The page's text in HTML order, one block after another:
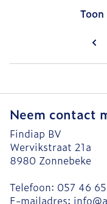
Toon
Neem contact
Findiap BV
Wervikstraat 21a
8980 Zonnebeke
Telefoon: 057 46
E-mailadres: info@